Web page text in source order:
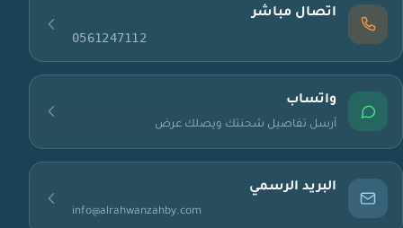
اتصال مباشر
0561247112
واتساب
أرسل تفاصيل شحنتك ويصلك عرض
البريد الرسمي
info@alrahwanzahby.com